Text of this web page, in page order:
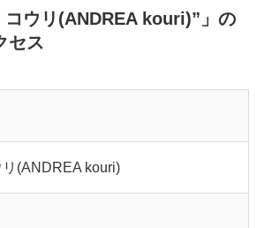
コウリ(ANDREA kouri)”」の
セス
(ANDREA kouri)